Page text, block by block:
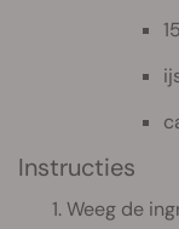
Instructies
Weeg de